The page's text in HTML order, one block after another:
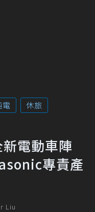
電
休旅
電動車陣
專責產
Liu